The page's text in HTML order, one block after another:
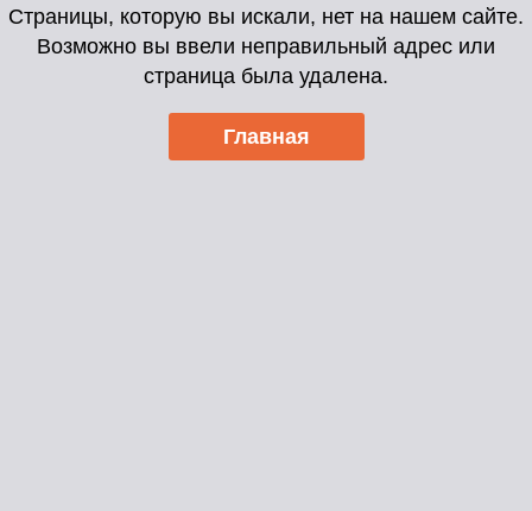
Страницы, которую вы искали, нет на нашем сайте.
Возможно вы ввели неправильный адрес или
страница была удалена.
Главная